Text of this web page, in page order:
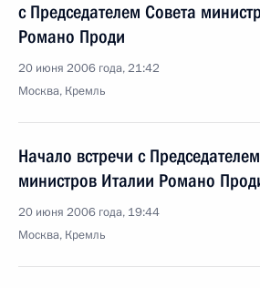
с Председателем Совета
Романо Проди
20 июня 2006 года, 21:42
Москва, Кремль
Начало встречи с
министров Италии Романо
20 июня 2006 года, 19:44
Москва, Кремль